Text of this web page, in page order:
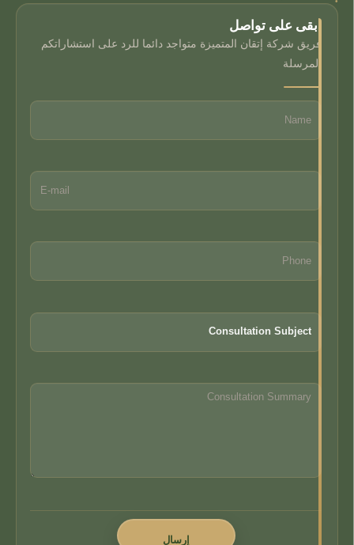
ابقى على تواصل
فريق شركة إتقان المتميزة متواجد دائما للرد على استشاراتكم
المرسلة